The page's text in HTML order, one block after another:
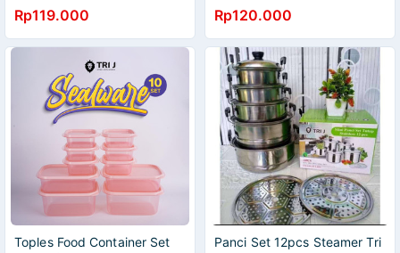
Rp119.000 Rp120.000
Toples Food Container Set
Panci Set 12pcs Steamer Tri